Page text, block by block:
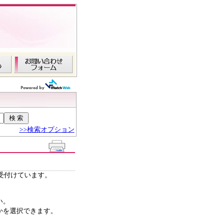
>>検索オプション
付けています。
選択できます。